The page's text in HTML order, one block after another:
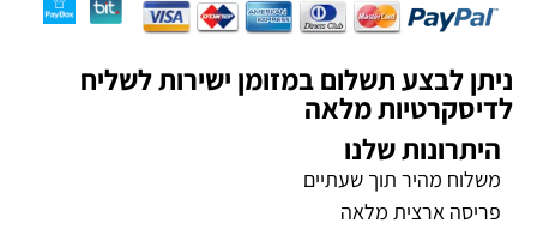
ניתן לבצע תשלום במזומן ישירות לשליח
לדיסקרטיות מלאה
היתרונות שלנו
משלוח מהיר תוך שעתיים
פריסה ארצית מלאה